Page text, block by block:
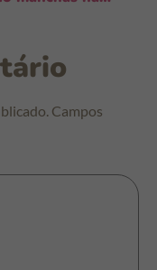
Campos